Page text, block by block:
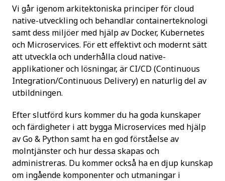
Vi går igenom arkitektoniska principer för cloud
native-utveckling och behandlar containerteknologi
samt dess miljöer med hjälp av Docker, Kubernetes
och Microservices. För ett effektivt och modernt sätt
att utveckla och underhålla cloud native-
applikationer och lösningar, är CI/CD (Continuous
Integration/Continuous Delivery) en naturlig del av
utbildningen.
Efter slutförd kurs kommer du ha goda kunskaper
och färdigheter i att bygga Microservices med hjälp
av Go & Python samt ha en god förståelse av
molntjänster och hur dessa skapas och
administreras. Du kommer också ha en djup kunskap
om ingående komponenter och utmaningar i